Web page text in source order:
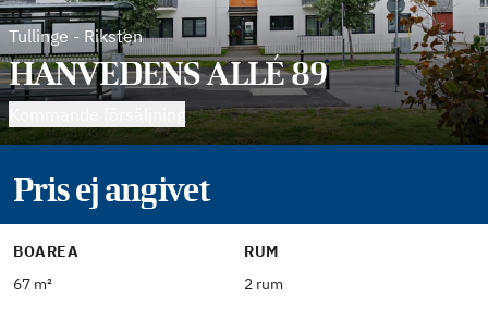
Tullinge - Riksten
HANVEDENS ALLÉ 89
Pris ej angivet
BOAREA
67 m²
RUM
2 rum